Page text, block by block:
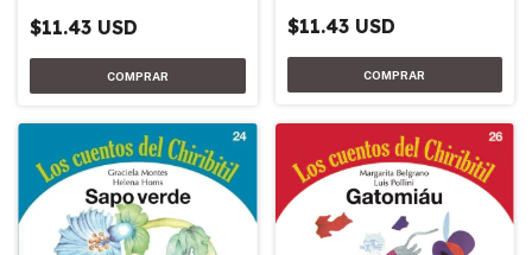
$11.43 USD $11.43 USD